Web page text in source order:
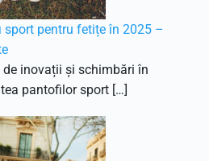
pentru fetițe în 2025 –
inovații și schimbări în
pantofilor sport […]